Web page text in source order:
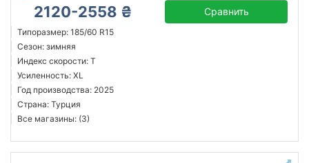
2120-2558 ₴ Сравнить
Типоразмер: 185/60 R15
Сезон: зимняя
Индекс скорости: T
Усиленность: XL
Год производства: 2025
Страна: Турция
Все магазины: (3)